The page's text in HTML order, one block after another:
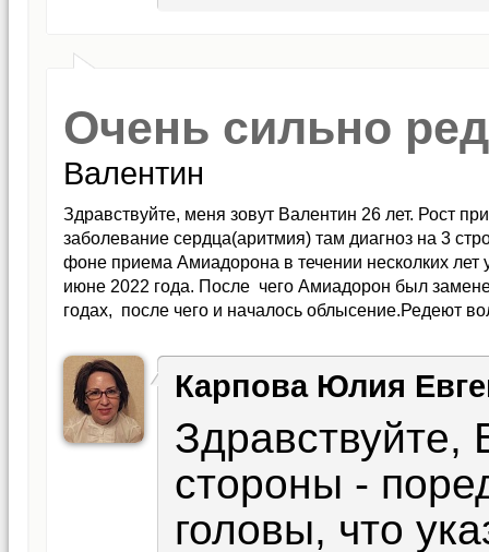
Очень сильно
Валентин
Здравствуйте, меня зовут Валентин 26 лет. Рост
заболевание сердца(аритмия) там диагноз на 3
фоне приема Амиадорона в течении несколких
июне 2022 года. После чего Амиадорон был
годах, после чего и началось облысение.Редеют
сегодня в парикмахерской сказали что то типа
поможете(подскажете) что делать. Может какие
бы замедлить выпадение.
Карпова Юлия
Здравствуйте,
стороны -
головы, что